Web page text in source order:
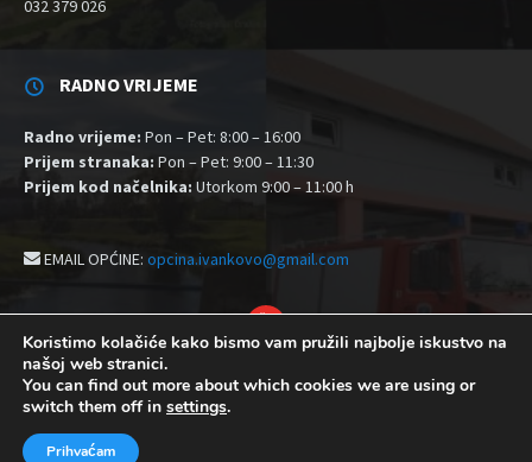
032 379 026
RADNO VRIJEME
Radno vrijeme: Pon – Pet: 8:00 – 16:00
Prijem stranaka: Pon – Pet: 9:00 – 11:30
Prijem kod načelnika: Utorkom 9:00 – 11:00 h
EMAIL OPĆINE: opcina.ivankovo@gmail.com
YouTube
Izjava o pristupačnosti
Postavke kolačića
Koristimo kolačiće kako bismo vam pružili najbolje iskustvo na
našoj web stranici.
You can find out more about which cookies we are using or
switch them off in settings.
Prihvaćam